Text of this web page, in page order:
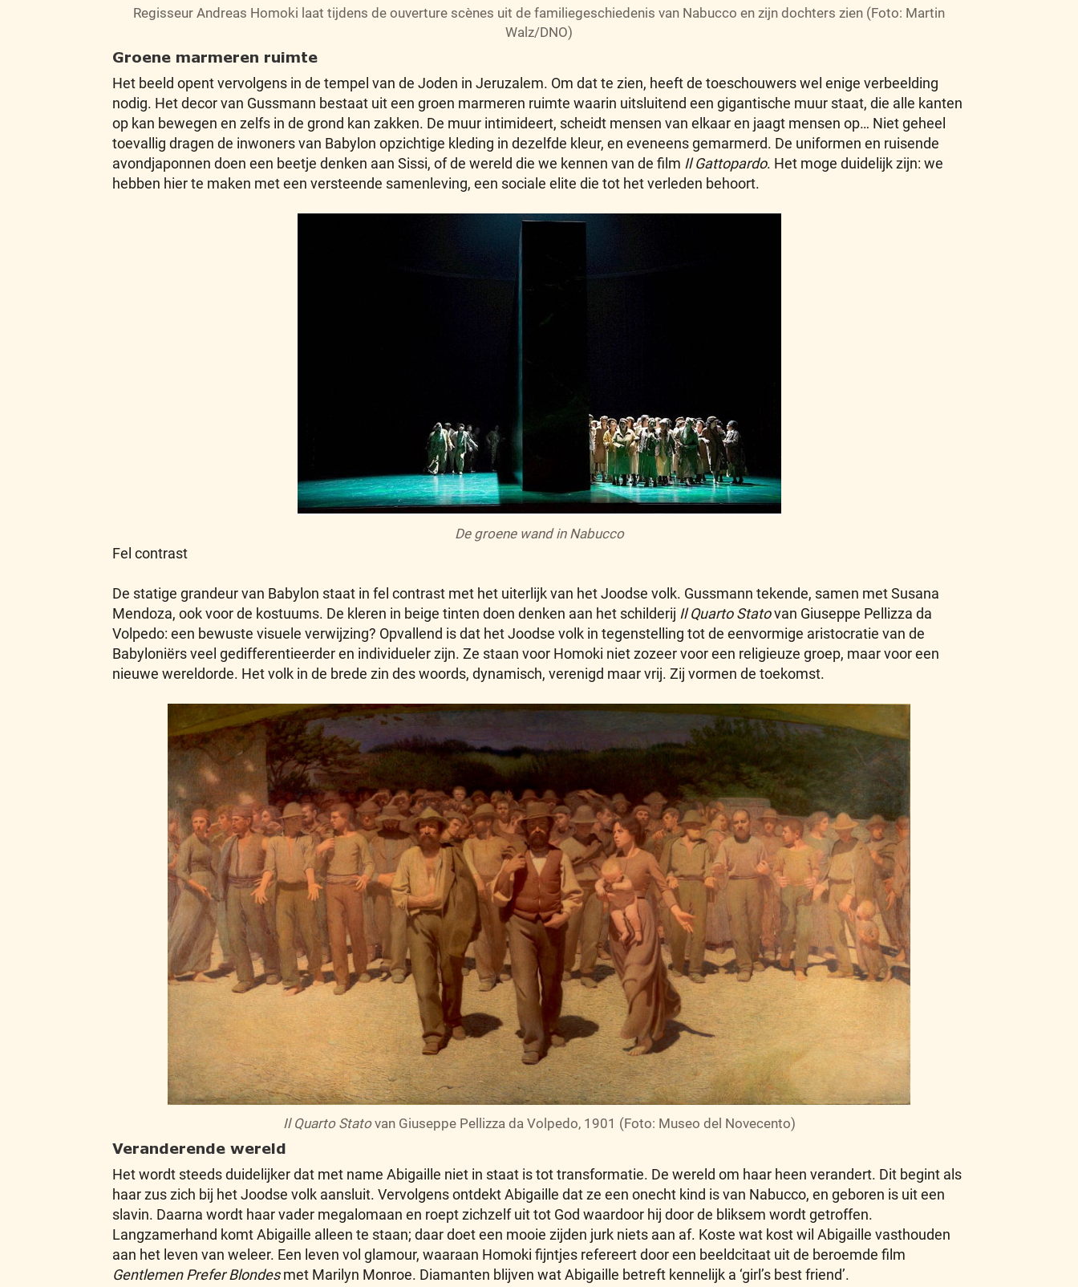
Regisseur Andreas Homoki laat tijdens de ouverture scènes uit de familiegeschiedenis van Nabucco en zijn dochters zien (Foto: Martin
Walz/DNO)
Groene marmeren ruimte
Het beeld opent vervolgens in de tempel van de Joden in Jeruzalem. Om dat te zien, heeft de toeschouwers wel enige verbeelding
nodig. Het decor van Gussmann bestaat uit een groen marmeren ruimte waarin uitsluitend een gigantische muur staat, die alle kanten
op kan bewegen en zelfs in de grond kan zakken. De muur intimideert, scheidt mensen van elkaar en jaagt mensen op… Niet geheel
toevallig dragen de inwoners van Babylon opzichtige kleding in dezelfde kleur, en eveneens gemarmerd. De uniformen en ruisende
avondjaponnen doen een beetje denken aan Sissi, of de wereld die we kennen van de film Il Gattopardo. Het moge duidelijk zijn: we
hebben hier te maken met een versteende samenleving, een sociale elite die tot het verleden behoort.
De groene wand in Nabucco
Fel contrast
De statige grandeur van Babylon staat in fel contrast met het uiterlijk van het Joodse volk. Gussmann tekende, samen met Susana
Mendoza, ook voor de kostuums. De kleren in beige tinten doen denken aan het schilderij Il Quarto Statovan Giuseppe Pellizza da
Volpedo: een bewuste visuele verwijzing? Opvallend is dat het Joodse volk in tegenstelling tot de eenvormige aristocratie van de
Babyloniërs veel gedifferentieerder en individueler zijn. Ze staan voor Homoki niet zozeer voor een religieuze groep, maar voor een
nieuwe wereldorde. Het volk in de brede zin des woords, dynamisch, verenigd maar vrij. Zij vormen de toekomst.
Il Quarto Statovan Giuseppe Pellizza da Volpedo, 1901 (Foto: Museo del Novecento)
Veranderende wereld
Het wordt steeds duidelijker dat met name Abigaille niet in staat is tot transformatie. De wereld om haar heen verandert. Dit begint als
haar zus zich bij het Joodse volk aansluit. Vervolgens ontdekt Abigaille dat ze een onecht kind is van Nabucco, en geboren is uit een
slavin. Daarna wordt haar vader megalomaan en roept zichzelf uit tot God waardoor hij door de bliksem wordt getroffen.
Langzamerhand komt Abigaille alleen te staan; daar doet een mooie zijden jurk niets aan af. Koste wat kost wil Abigaille vasthouden
aan het leven van weleer. Een leven vol glamour, waaraan Homoki fijntjes refereert door een beeldcitaat uit de beroemde film
Gentlemen Prefer Blondesmet Marilyn Monroe. Diamanten blijven wat Abigaille betreft kennelijk a ‘girl’s best friend’.